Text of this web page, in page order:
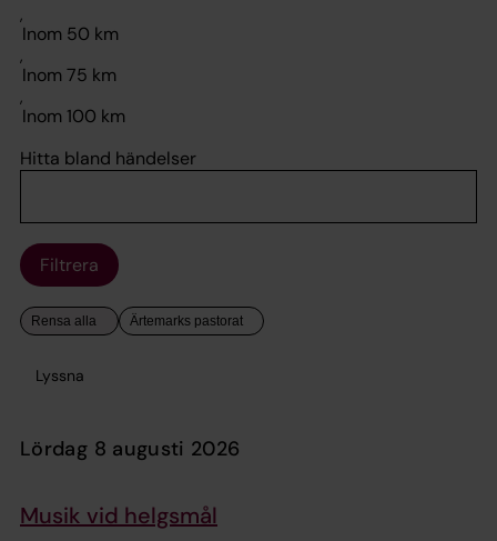
,
,
,
Hitta bland händelser
Filtrera
Lyssna
lördag 8 augusti 2026
Musik vid helgsmål